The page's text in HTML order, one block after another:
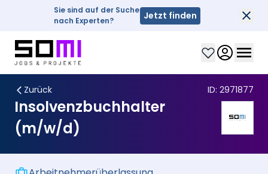
Sie sind auf der Suche
nach Experten?
Jetzt finden
Zurück ID: 2971877
Insolvenzbuchhalter
(m/w/d)